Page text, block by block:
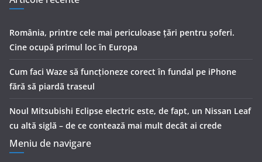
România, printre cele mai periculoase țări pentru șoferi.
Cine ocupă primul loc în Europa
Cum faci Waze să funcționeze corect în fundal pe iPhone
fără să piardă traseul
Noul Mitsubishi Eclipse electric este, de fapt, un Nissan Leaf
cu altă siglă – de ce contează mai mult decât ai crede
Meniu de navigare